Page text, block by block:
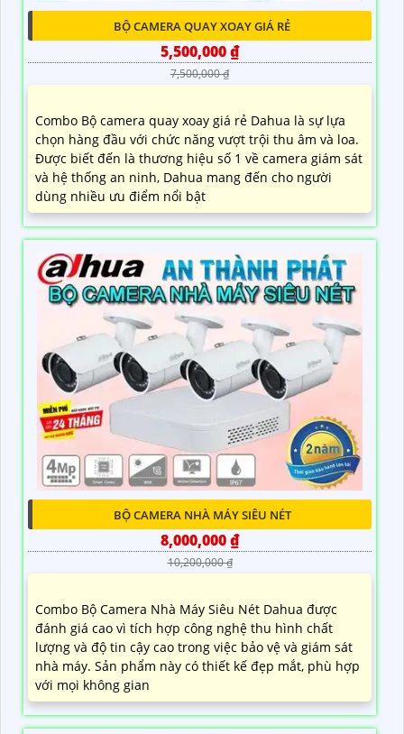
BỘ CAMERA QUAY XOAY GIÁ RẺ
5,500,000 ₫
7,500,000 ₫
Combo Bộ camera quay xoay giá rẻ Dahua là sự lựa
chọn hàng đầu với chức năng vượt trội thu âm và loa.
Được biết đến là thương hiệu số 1 về camera giám sát
và hệ thống an ninh, Dahua mang đến cho người
dùng nhiều ưu điểm nổi bật
BỘ CAMERA NHÀ MÁY SIÊU NÉT
8,000,000 ₫
10,200,000 ₫
Combo Bộ Camera Nhà Máy Siêu Nét Dahua được
đánh giá cao vì tích hợp công nghệ thu hình chất
lượng và độ tin cậy cao trong việc bảo vệ và giám sát
nhà máy. Sản phẩm này có thiết kế đẹp mắt, phù hợp
với mọi không gian